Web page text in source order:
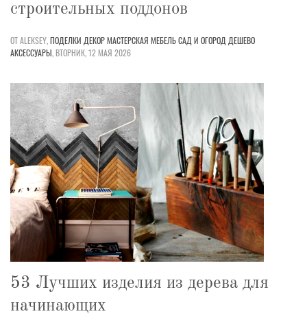
строительных поддонов
ОТ ALEKSEY,ПОДЕЛКИ ДЕКОРМАСТЕРСКАЯ МЕБЕЛЬСАД И ОГОРОД ДЕШЕВО
АКСЕССУАРЫ,ВТОРНИК, 12 МАЯ 2026
53 Лучших изделия из дерева для
начинающих